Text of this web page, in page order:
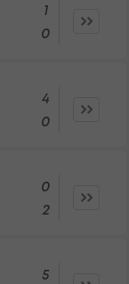
1
0
4
0
0
2
5